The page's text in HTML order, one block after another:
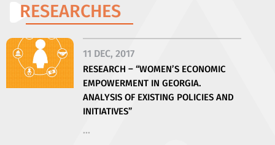
RESEARCHES
11 DEC, 2017
RESEARCH – “WOMEN’S ECONOMIC
EMPOWERMENT IN GEORGIA.
ANALYSIS OF EXISTING POLICIES AND
INITIATIVES”
...